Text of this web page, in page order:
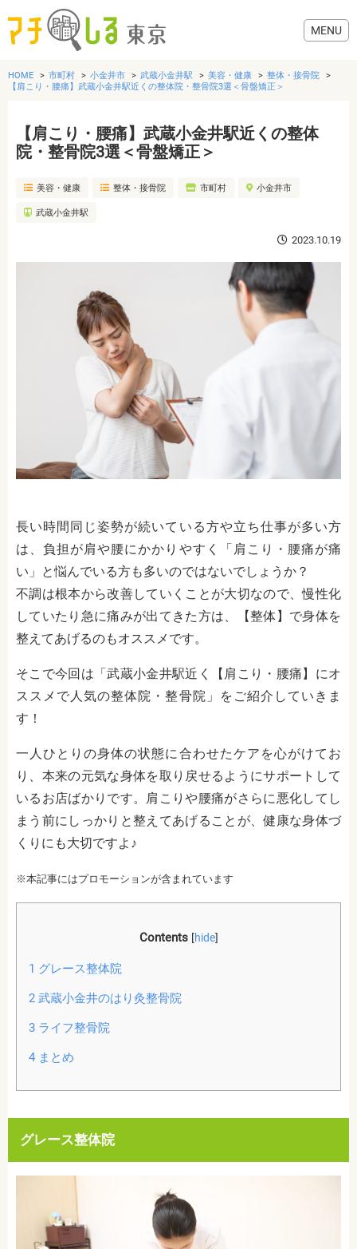
グルメ
美容・健康
HOME 市町村 小金井市 武蔵小金井駅 美容・健康
整体・接骨院
【肩こり・腰痛】武蔵小金井駅近くの整体院・整骨院3選＜骨盤矯正＞
【肩こり・腰痛】武蔵小金井駅近くの整体
院・整骨院3選＜骨盤矯正＞
美容・健康 整体・接骨院 市町村 小金井市
武蔵小金井駅
2023.10.19
長い時間同じ姿勢が続いている方や立ち仕事が多い方
は、負担が肩や腰にかかりやすく「肩こり・腰痛が痛
い」と悩んでいる方も多いのではないでしょうか？
不調は根本から改善していくことが大切なので、慢性化
していたり急に痛みが出てきた方は、【整体】で身体を
整えてあげるのもオススメです。
そこで今回は「武蔵小金井駅近く【肩こり・腰痛】にオ
ススメで人気の整体院・整骨院」をご紹介していきま
す！
一人ひとりの身体の状態に合わせたケアを心がけてお
り、本来の元気な身体を取り戻せるようにサポートして
いるお店ばかりです。肩こりや腰痛がさらに悪化してし
まう前にしっかりと整えてあげることが、健康な身体づ
くりにも大切ですよ♪
※本記事にはプロモーションが含まれています
Contents [hide]
1 グレース整体院
2武蔵小金井のはり灸整骨院
3ライフ整骨院
4まとめ
グレース整体院